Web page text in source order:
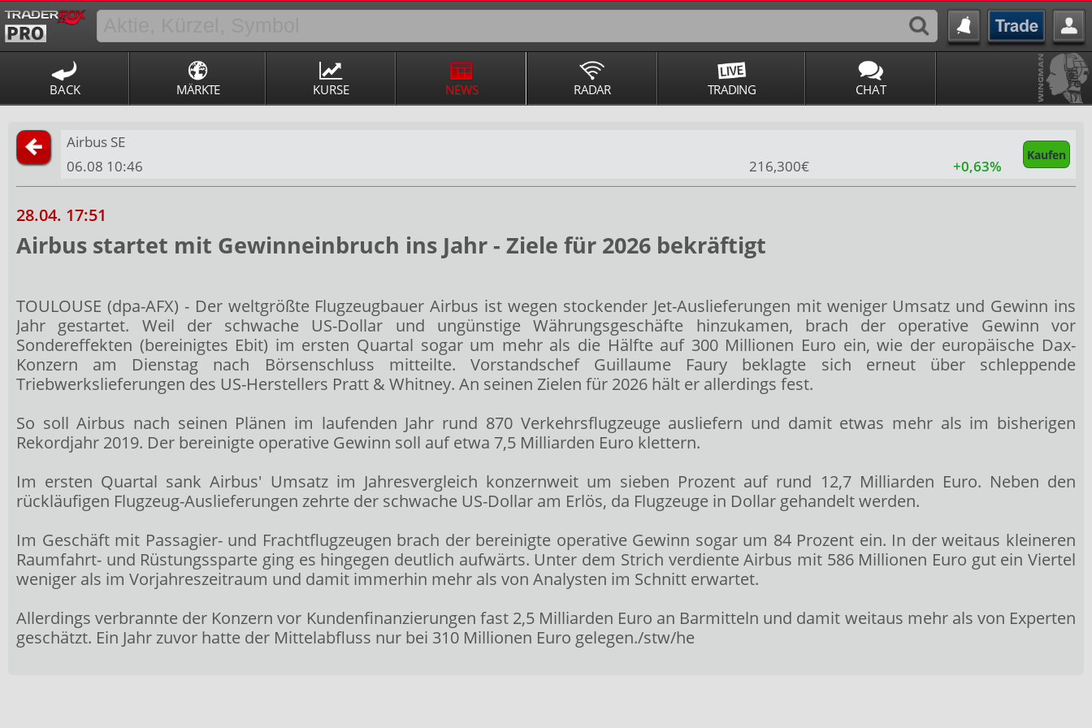
BACK MÄRKTE KURSE NEWS RADAR TRADING CHAT
Airbus SE
Kaufen
06.08 10:46 216,300€ +0,63%
28.04. 17:51
Airbus startet mit Gewinneinbruch ins Jahr - Ziele für 2026 bekräftigt
TOULOUSE (dpa-AFX) - Der weltgrößte Flugzeugbauer Airbus ist wegen stockender Jet-Auslieferungen mit weniger Umsatz und Gewinn ins
Jahr gestartet. Weil der schwache US-Dollar und ungünstige Währungsgeschäfte hinzukamen, brach der operative Gewinn vor
Sondereffekten (bereinigtes Ebit) im ersten Quartal sogar um mehr als die Hälfte auf 300 Millionen Euro ein, wie der europäische Dax-
Konzern am Dienstag nach Börsenschluss mitteilte. Vorstandschef Guillaume Faury beklagte sich erneut über schleppende
Triebwerkslieferungen des US-Herstellers Pratt & Whitney. An seinen Zielen für 2026 hält er allerdings fest.
So soll Airbus nach seinen Plänen im laufenden Jahr rund 870 Verkehrsflugzeuge ausliefern und damit etwas mehr als im bisherigen
Rekordjahr 2019. Der bereinigte operative Gewinn soll auf etwa 7,5 Milliarden Euro klettern.
Im ersten Quartal sank Airbus' Umsatz im Jahresvergleich konzernweit um sieben Prozent auf rund 12,7 Milliarden Euro. Neben den
rückläufigen Flugzeug-Auslieferungen zehrte der schwache US-Dollar am Erlös, da Flugzeuge in Dollar gehandelt werden.
Im Geschäft mit Passagier- und Frachtflugzeugen brach der bereinigte operative Gewinn sogar um 84 Prozent ein. In der weitaus kleineren
Raumfahrt- und Rüstungssparte ging es hingegen deutlich aufwärts. Unter dem Strich verdiente Airbus mit 586 Millionen Euro gut ein Viertel
weniger als im Vorjahreszeitraum und damit immerhin mehr als von Analysten im Schnitt erwartet.
Allerdings verbrannte der Konzern vor Kundenfinanzierungen fast 2,5 Milliarden Euro an Barmitteln und damit weitaus mehr als von Experten
geschätzt. Ein Jahr zuvor hatte der Mittelabfluss nur bei 310 Millionen Euro gelegen./stw/he